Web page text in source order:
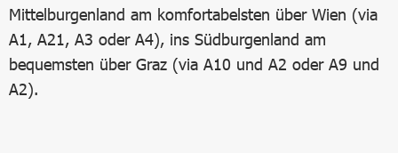
Mittelburgenland am komfortabelsten über Wien (via
A1, A21, A3 oder A4), ins Südburgenland am
bequemsten über Graz (via A10 und A2 oder A9 und
A2).